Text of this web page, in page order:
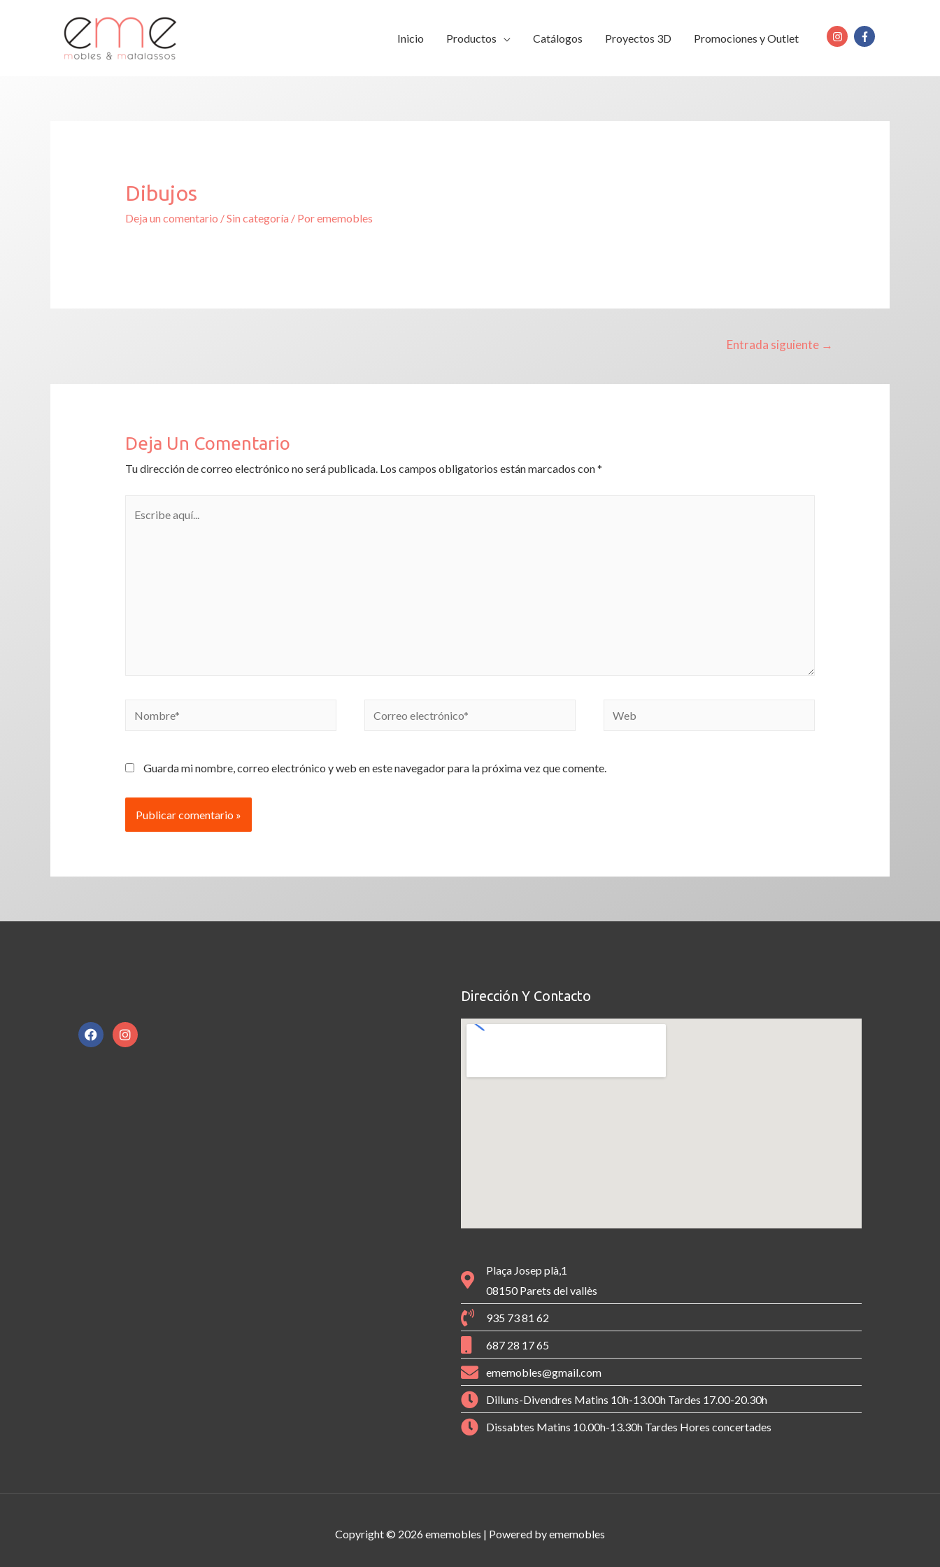
Inicio Productos Catálogos Proyectos 3D Promociones y Outlet
Dibujos
Deja un comentario /Sin categoría / Porememobles
Entrada siguiente →
Deja Un Comentario
Tu dirección de correo electrónico no será publicada. Los campos obligatorios están marcados con*
Guarda mi nombre, correo electrónico y web en este navegador para la próxima vez que comente.
Dirección Y Contacto
Plaça Josep plà,1
08150 Parets del vallès
935 73 81 62
687 28 17 65
ememobles@gmail.com
Dilluns-Divendres Matins 10h-13.00h Tardes 17.00-20.30h
Dissabtes Matins 10.00h-13.30h Tardes Hores concertades
Copyright © 2026 ememobles | Powered by ememobles